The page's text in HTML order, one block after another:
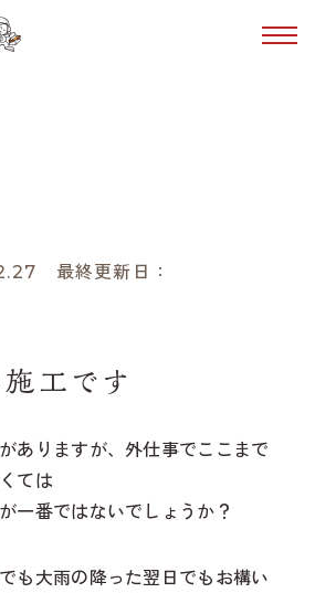
49-1030
最終更新日：
工です
ありますが、外仕事でここまで
ては
一番ではないでしょうか？
も大雨の降った翌日でもお構い